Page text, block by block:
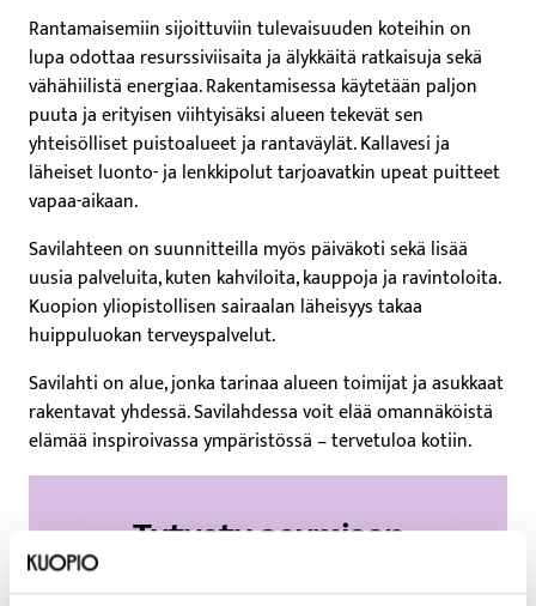
Rantamaisemiin sijoittuviin tulevaisuuden koteihin on
lupa odottaa resurssiviisaita ja älykkäitä ratkaisuja sekä
vähähiilistä energiaa. Rakentamisessa käytetään paljon
puuta ja erityisen viihtyisäksi alueen tekevät sen
yhteisölliset puistoalueet ja rantaväylät. Kallavesi ja
läheiset luonto- ja lenkkipolut tarjoavatkin upeat puitteet
vapaa-aikaan.
Savilahteen on suunnitteilla myös päiväkoti sekä lisää
uusia palveluita, kuten kahviloita, kauppoja ja ravintoloita.
Kuopion yliopistollisen sairaalan läheisyys takaa
huippuluokan terveyspalvelut.
Savilahti on alue, jonka tarinaa alueen toimijat ja asukkaat
rakentavat yhdessä. Savilahdessa voit elää omannäköistä
elämää inspiroivassa ympäristössä – tervetuloa kotiin.
Tutustu asumisen